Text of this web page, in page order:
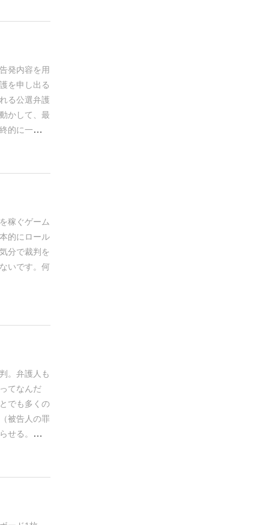
発内容を用
を申し出る
る公選弁護
かして、最
的に一番お
(談合)を持
をせしめよ
たち。一度
りのメンバ
なし。 もち
稼ぐゲーム
的にロール
分で裁判を
いです。何
。弁護人も
てなんだ
でも多くの
被告人の罪
せる。そん
金、金。ど